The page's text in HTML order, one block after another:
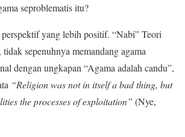
seproblematis itu?
yang lebih positif. “Nabi” Teori
sepenuhnya memandang agama
dengan ungkapan “Agama adalah candu”,
“Religion was not in itself a bad thing, but
the processes of exploitation” (Nye,